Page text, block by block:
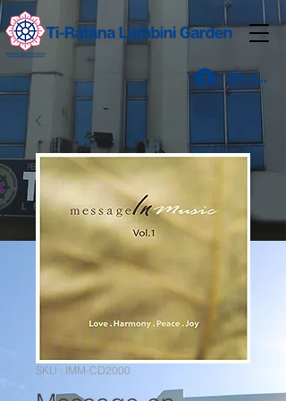
Se
SKU : IMM-CD2000